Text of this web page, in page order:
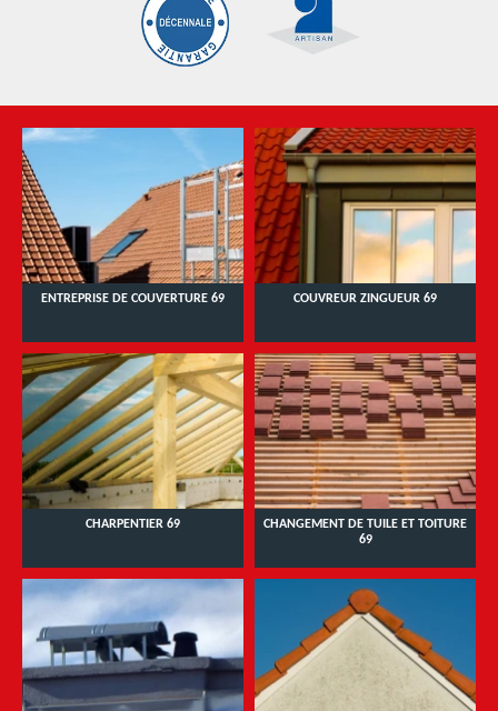
ENTREPRISE DE COUVERTURE 69 COUVREUR ZINGUEUR 69
CHARPENTIER 69
CHANGEMENT DE TUILE ET TOITURE
69